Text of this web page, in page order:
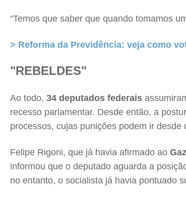
“Temos que saber que quando tomamos
> Reforma da Previdência: veja como
"REBELDES"
Ao todo, 34 deputados federais
recesso parlamentar. Desde então, a
processos, cujas punições podem ir
Felipe Rigoni, que já havia afirmado ao
informou que o deputado aguarda a
no entanto, o socialista já havia pontuado